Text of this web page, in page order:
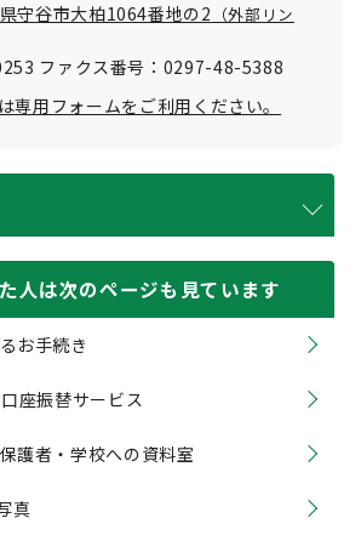
守谷市大柏1064番地の2 （外部リン
ファクス番号：0297-48-5388
専用フォームをご利用ください。
人は次のページも見ています
お手続き
座振替サービス
護者・学校への資料室
真